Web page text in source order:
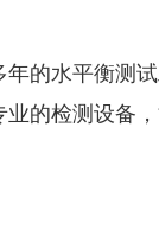
的水平衡测
的检测设备